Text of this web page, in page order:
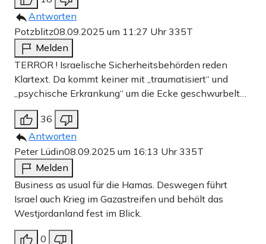
Antworten
Potzblitz08.09.2025 um 11:27 Uhr335T
Melden
TERROR ! Israelische Sicherheitsbehörden reden
Klartext. Da kommt keiner mit „traumatisiert“ und
„psychische Erkrankung“ um die Ecke geschwurbelt…
36
Antworten
Peter Lüdin08.09.2025 um 16:13 Uhr335T
Melden
Business as usual für die Hamas. Deswegen führt
Israel auch Krieg im Gazastreifen und behält das
Westjordanland fest im Blick.
0